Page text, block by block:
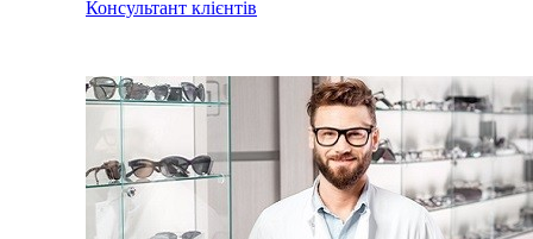
Консультант клієнтів